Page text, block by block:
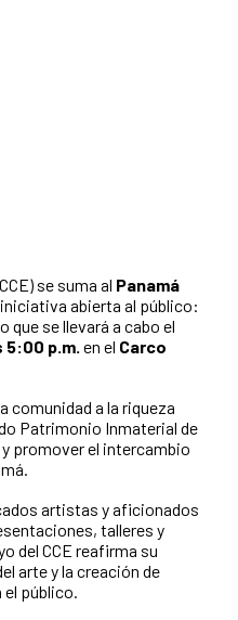
se suma al Panamá
abierta al público:
que se llevará a cabo el
5:00 p.m. en el Carco
comunidad a la riqueza
Patrimonio Inmaterial de
y promover el intercambio
artistas y aficionados
talleres y
del CCE reafirma su
arte y la creación de
el público.